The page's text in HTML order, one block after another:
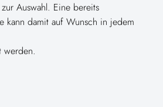
Auswahl. Eine bereits
kann damit auf Wunsch in jedem
werden.